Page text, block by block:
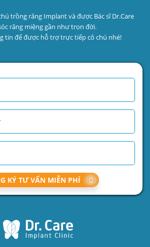
trồng răng Implant và được Bác sĩ Dr.Care
răng miệng gần như trọn đời.
tin để được hỗ trợ trực tiếp cô chú nhé!
KÝ TƯ VẤN MIỄN PHÍ